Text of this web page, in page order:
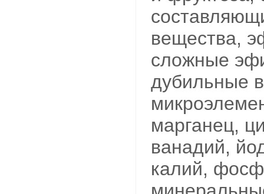
вещества,
сложные
дубильные
марганец,
ванадий,
калий,